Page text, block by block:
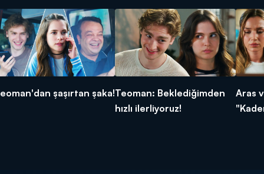
şaşırtan şaka!Teoman: Beklediğimden
hızlı ilerliyoruz!
Aras